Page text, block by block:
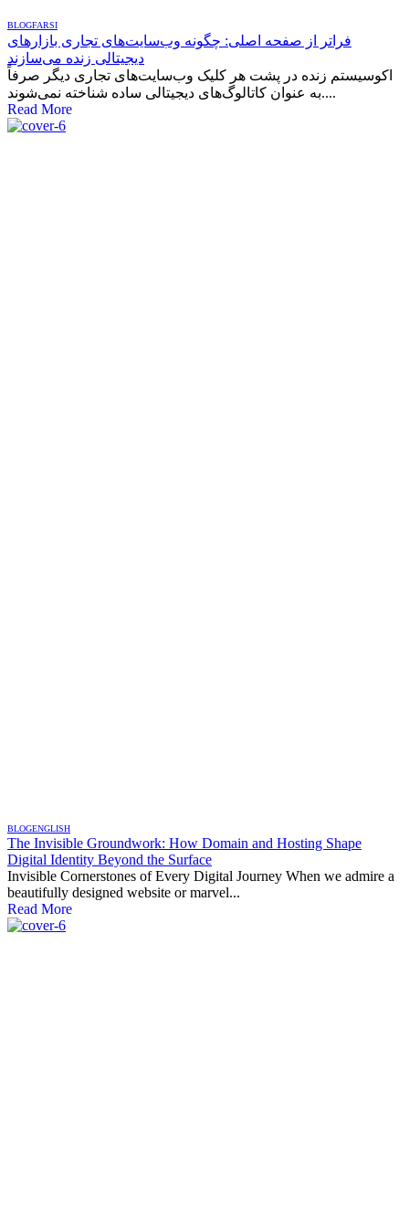
BLOGFARSI
فراتر از صفحه اصلی: چگونه وب‌سایت‌های تجاری بازارهای
دیجیتالی زنده می‌سازند
اکوسیستم زنده در پشت هر کلیک وب‌سایت‌های تجاری دیگر صرفاً
به عنوان کاتالوگ‌های دیجیتالی ساده شناخته نمی‌شوند....
Read More
BLOGENGLISH
The Invisible Groundwork: How Domain and Hosting Shape
Digital Identity Beyond the Surface
Invisible Cornerstones of Every Digital Journey When we admire a
beautifully designed website or marvel...
Read More